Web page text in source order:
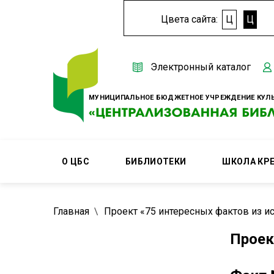
Цвета сайта: Ц Ц
МУНИЦИПАЛЬНОЕ БЮДЖЕТНОЕ УЧРЕЖДЕНИЕ
Электронный каталог
О ЦБС БИБЛИОТЕКИ ШКОЛА
Главная Проект «75 интересных фактов из